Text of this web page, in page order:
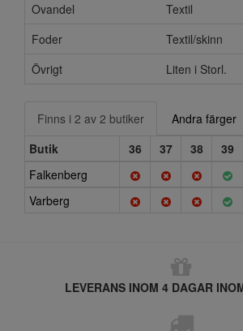
Ovandel
Textil
Foder
Textil/skinn
Övrigt
Liten i Storl.
Finns i 2 av 2 butiker
Andra färger
Butik
36 37 38 39
Falkenberg
Varberg
LEVERANS INOM 4 DAGAR